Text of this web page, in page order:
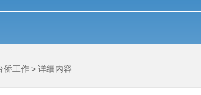
侨工作>详细内容